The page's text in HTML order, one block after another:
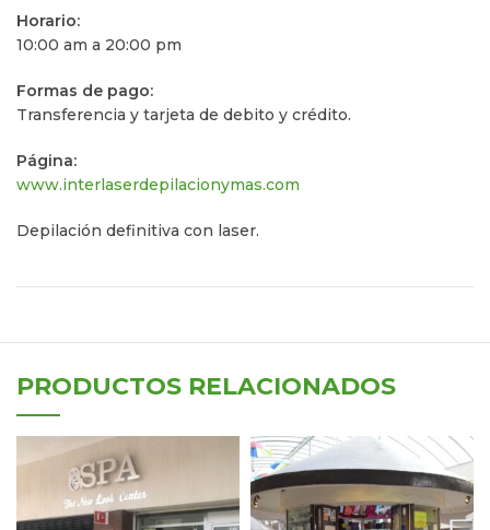
Horario:
10:00 am a 20:00 pm
Formas de pago:
Transferencia y tarjeta de debito y crédito.
Página:
www.interlaserdepilacionymas.com
Depilación definitiva con laser.
PRODUCTOS RELACIONADOS